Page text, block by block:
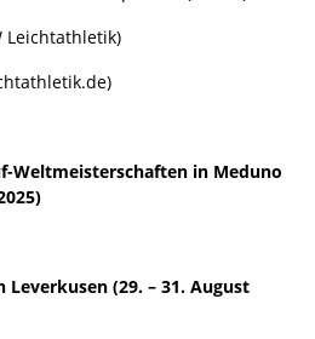
Leichtathletik)
Weltmeisterschaften in Meduno
Leverkusen (29. – 31. August